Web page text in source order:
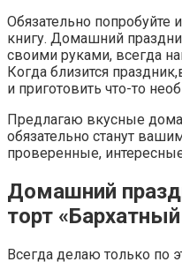
Обязательно попробуйте
книгу. Домашний
своими руками, всегда
Когда близится
и приготовить что-то
Предлагаю вкусные
обязательно станут
проверенные,
Домашний
торт
Всегда делаю только по